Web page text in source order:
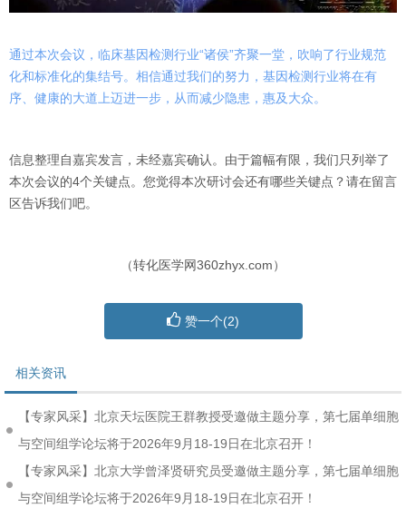
通过本次会议，临床基因检测行业“诸侯”齐聚一堂，吹响了行业规范
化和标准化的集结号。相信通过我们的努力，基因检测行业将在有
序、健康的大道上迈进一步，从而减少隐患，惠及大众。
信息整理自嘉宾发言，未经嘉宾确认。由于篇幅有限，我们只列举了
本次会议的4个关键点。您觉得本次研讨会还有哪些关键点？请在留言
区告诉我们吧。
（转化医学网360zhyx.com）
赞一个(2)
相关资讯
【专家风采】北京天坛医院王群教授受邀做主题分享，第七届单细胞
与空间组学论坛将于2026年9月18-19日在北京召开！
【专家风采】北京大学曾泽贤研究员受邀做主题分享，第七届单细胞
与空间组学论坛将于2026年9月18-19日在北京召开！